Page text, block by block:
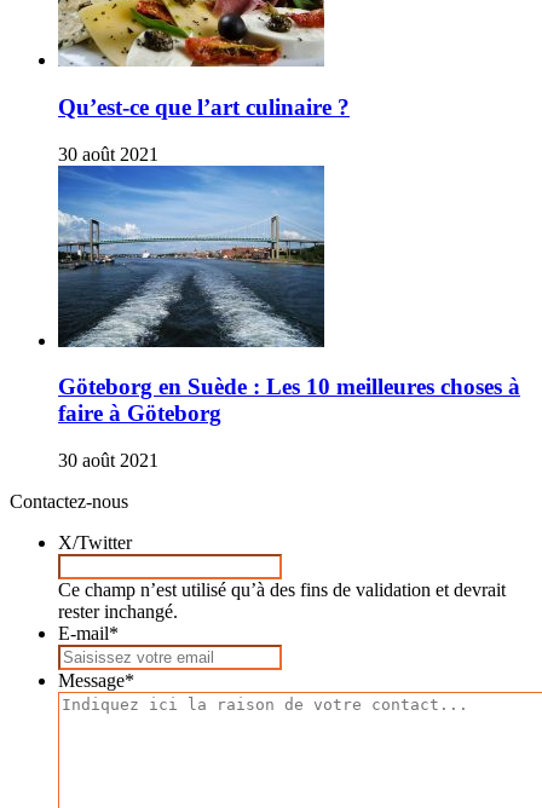
Qu’est-ce que l’art culinaire ?
30 août 2021
Göteborg en Suède : Les 10 meilleures choses à
faire à Göteborg
30 août 2021
Contactez-nous
X/Twitter
Ce champ n’est utilisé qu’à des fins de validation et devrait
rester inchangé.
E-mail*
Message*